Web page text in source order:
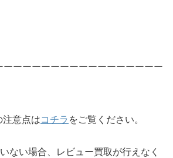
ーーーーーーーーーーーーーーーー
意点はコチラ をご覧ください。
ない場合、レビュー買取が行えなく